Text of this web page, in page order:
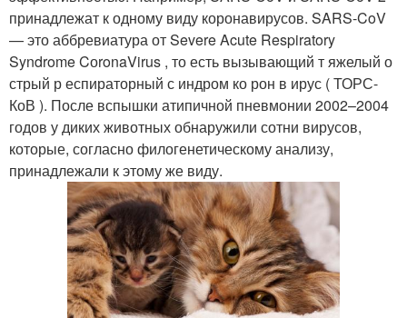
принадлежат к одному виду коронавирусов. SARS-CoV
— это аббревиатура от Severe Acute Respiratory
Syndrome CоronaVirus , то есть вызывающий т яжелый о
стрый р еспираторный с индром ко рон в ирус ( ТОРС-
КоВ ). После вспышки атипичной пневмонии 2002–2004
годов у диких животных обнаружили сотни вирусов,
которые, согласно филогенетическому анализу,
принадлежали к этому же виду.